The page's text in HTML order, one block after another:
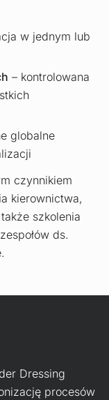
w jednym lub
– kontrolowana
globalne
czynnikiem
kierownictwa,
szkolenia
ds.
Dressing
procesów